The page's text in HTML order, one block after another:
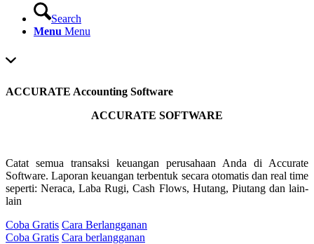
Search
Menu Menu
ACCURATE Accounting Software
ACCURATE SOFTWARE
Catat semua transaksi keuangan perusahaan Anda di Accurate
Software. Laporan keuangan terbentuk secara otomatis dan real time
seperti: Neraca, Laba Rugi, Cash Flows, Hutang, Piutang dan lain-
lain
Coba Gratis Cara Berlangganan
Coba Gratis Cara berlangganan